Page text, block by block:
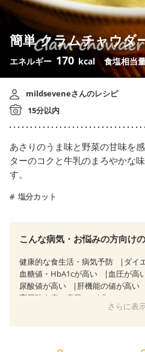
簡単 クラムチャウダ
エネルギー 170 kcal 食塩相当
mildseveneさんのレシピ
15分以内
あさりのうま味と野菜の甘味を
ターのコクと牛乳のまろやかな
す。
塩分カット
こんな病気・お悩みの方向け
健康的な食生活・病気予防
ダイ
血糖値・HbA1cが高い
血圧が高
尿酸値が高い
肝機能の値が高い
高尿酸血症（痛風）
非アルコー
過敏性腸症候群（
さらに表